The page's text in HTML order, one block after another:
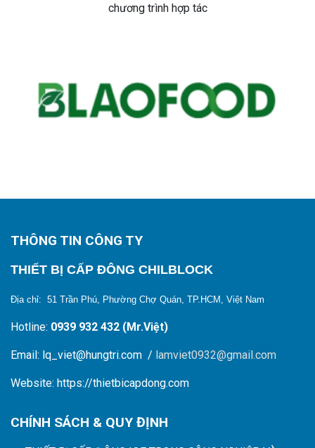
chương trình hợp tác
THÔNG TIN CÔNG TY
THIẾT BỊ CẤP ĐÔNG CHILBLOCK
Địa chỉ: 51 Trần Phú, Phường Chợ Quán, TP.HCM, Việt Nam
Hotline: 0939 932 432 (Mr.Việt)
Email: lq_viet@hungtri.com / lamviet0932@gmail.com
Website: https://thietbicapdong.com
CHÍNH SÁCH & QUY ĐỊNH